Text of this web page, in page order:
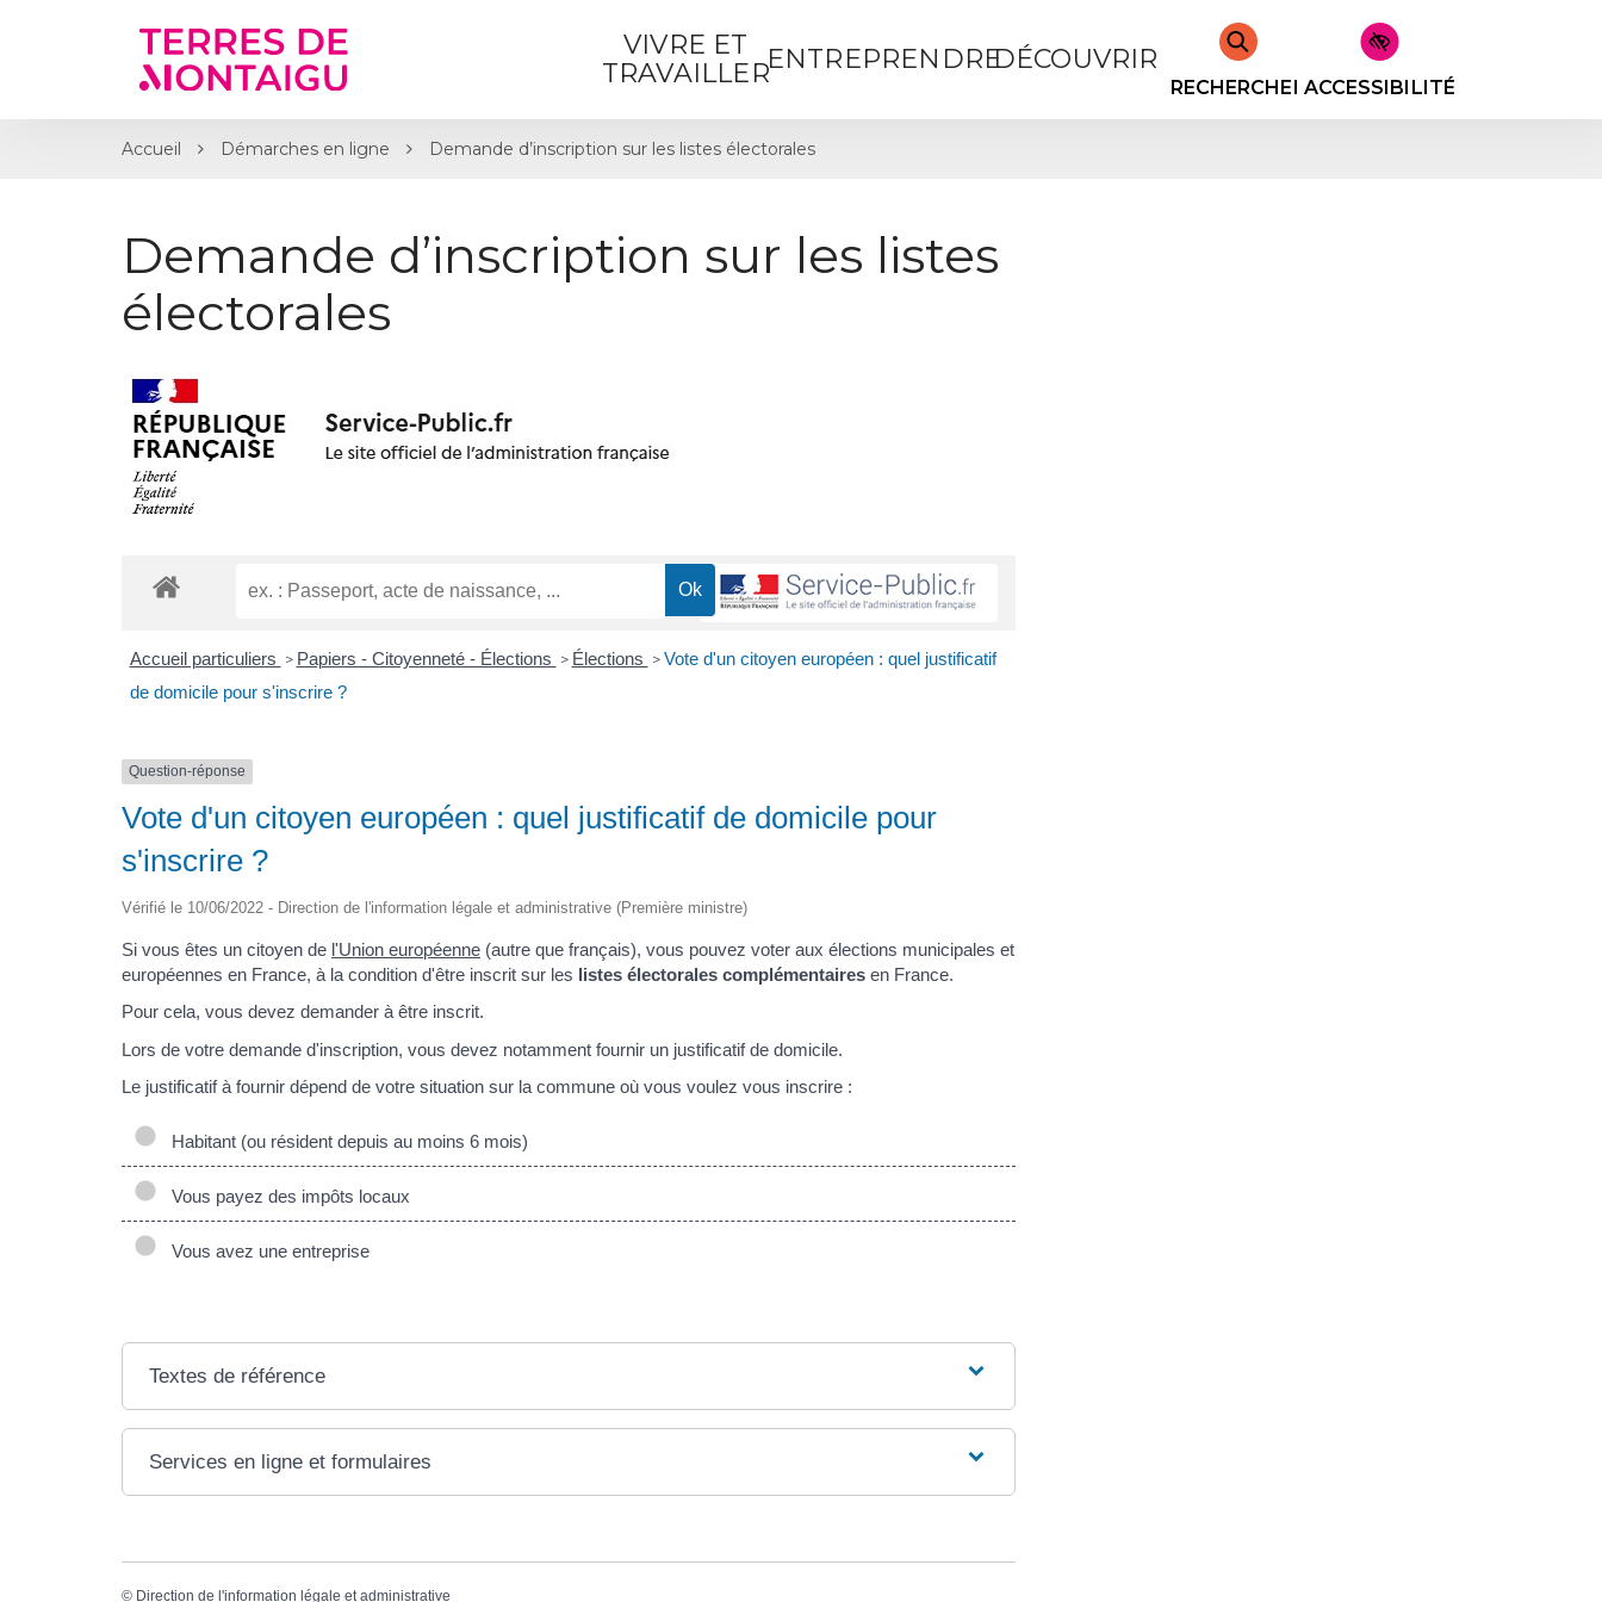
VIVRE ET
TRAVAILLERENTREPRENDREDÉCOUVRIR
RECHERCHERACCESSIBILITÉ
Accueil Démarches en ligne Demande d’inscription sur les listes électorales
Demande d’inscription sur les listes
électorales
Accueil particuliers > Papiers - Citoyenneté - Élections > Élections > Vote d'un citoyen européen : quel justificatif
de domicile pour s'inscrire ?
Question-réponse
Vote d'un citoyen européen : quel justificatif de domicile pour
s'inscrire ?
Vérifié le 10/06/2022 - Direction de l'information légale et administrative (Première ministre)
Si vous êtes un citoyen de l'Union européenne (autre que français), vous pouvez voter aux élections municipales et
européennes en France, à la condition d'être inscrit sur les listes électorales complémentaires en France.
Pour cela, vous devez demander à être inscrit.
Lors de votre demande d'inscription, vous devez notamment fournir un justificatif de domicile.
Le justificatif à fournir dépend de votre situation sur la commune où vous voulez vous inscrire :
Habitant (ou résident depuis au moins 6 mois)
Vous payez des impôts locaux
Vous avez une entreprise
Textes de référence
Services en ligne et formulaires
© Direction de l'information légale et administrative